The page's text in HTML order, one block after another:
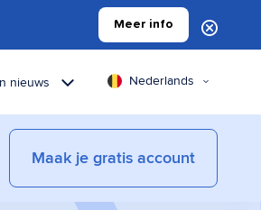
Meer info
nieuws Nederlands
Maak je gratis account